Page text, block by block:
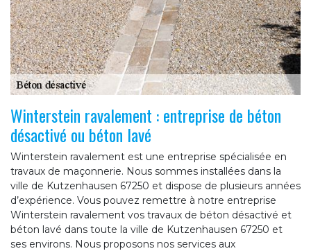
Winterstein ravalement : entreprise de béton
désactivé ou béton lavé
Winterstein ravalement est une entreprise spécialisée en
travaux de maçonnerie. Nous sommes installées dans la
ville de Kutzenhausen 67250 et dispose de plusieurs années
d’expérience. Vous pouvez remettre à notre entreprise
Winterstein ravalement vos travaux de béton désactivé et
béton lavé dans toute la ville de Kutzenhausen 67250 et
ses environs. Nous proposons nos services aux